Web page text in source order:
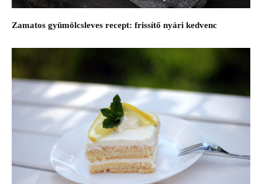
Zamatos gyümölcsleves recept: frissítő nyári kedvenc